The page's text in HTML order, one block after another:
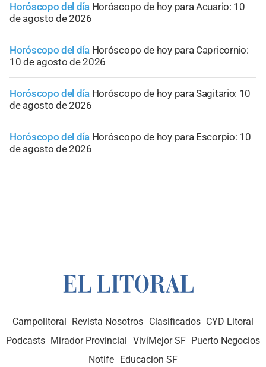
Horóscopo del día Horóscopo de hoy para Acuario: 10
de agosto de 2026
Horóscopo del día Horóscopo de hoy para Capricornio:
10 de agosto de 2026
Horóscopo del día Horóscopo de hoy para Sagitario: 10
de agosto de 2026
Horóscopo del día Horóscopo de hoy para Escorpio: 10
de agosto de 2026
Campolitoral Revista Nosotros Clasificados CYD Litoral
Podcasts Mirador Provincial VivíMejor SF Puerto Negocios
Notife Educacion SF